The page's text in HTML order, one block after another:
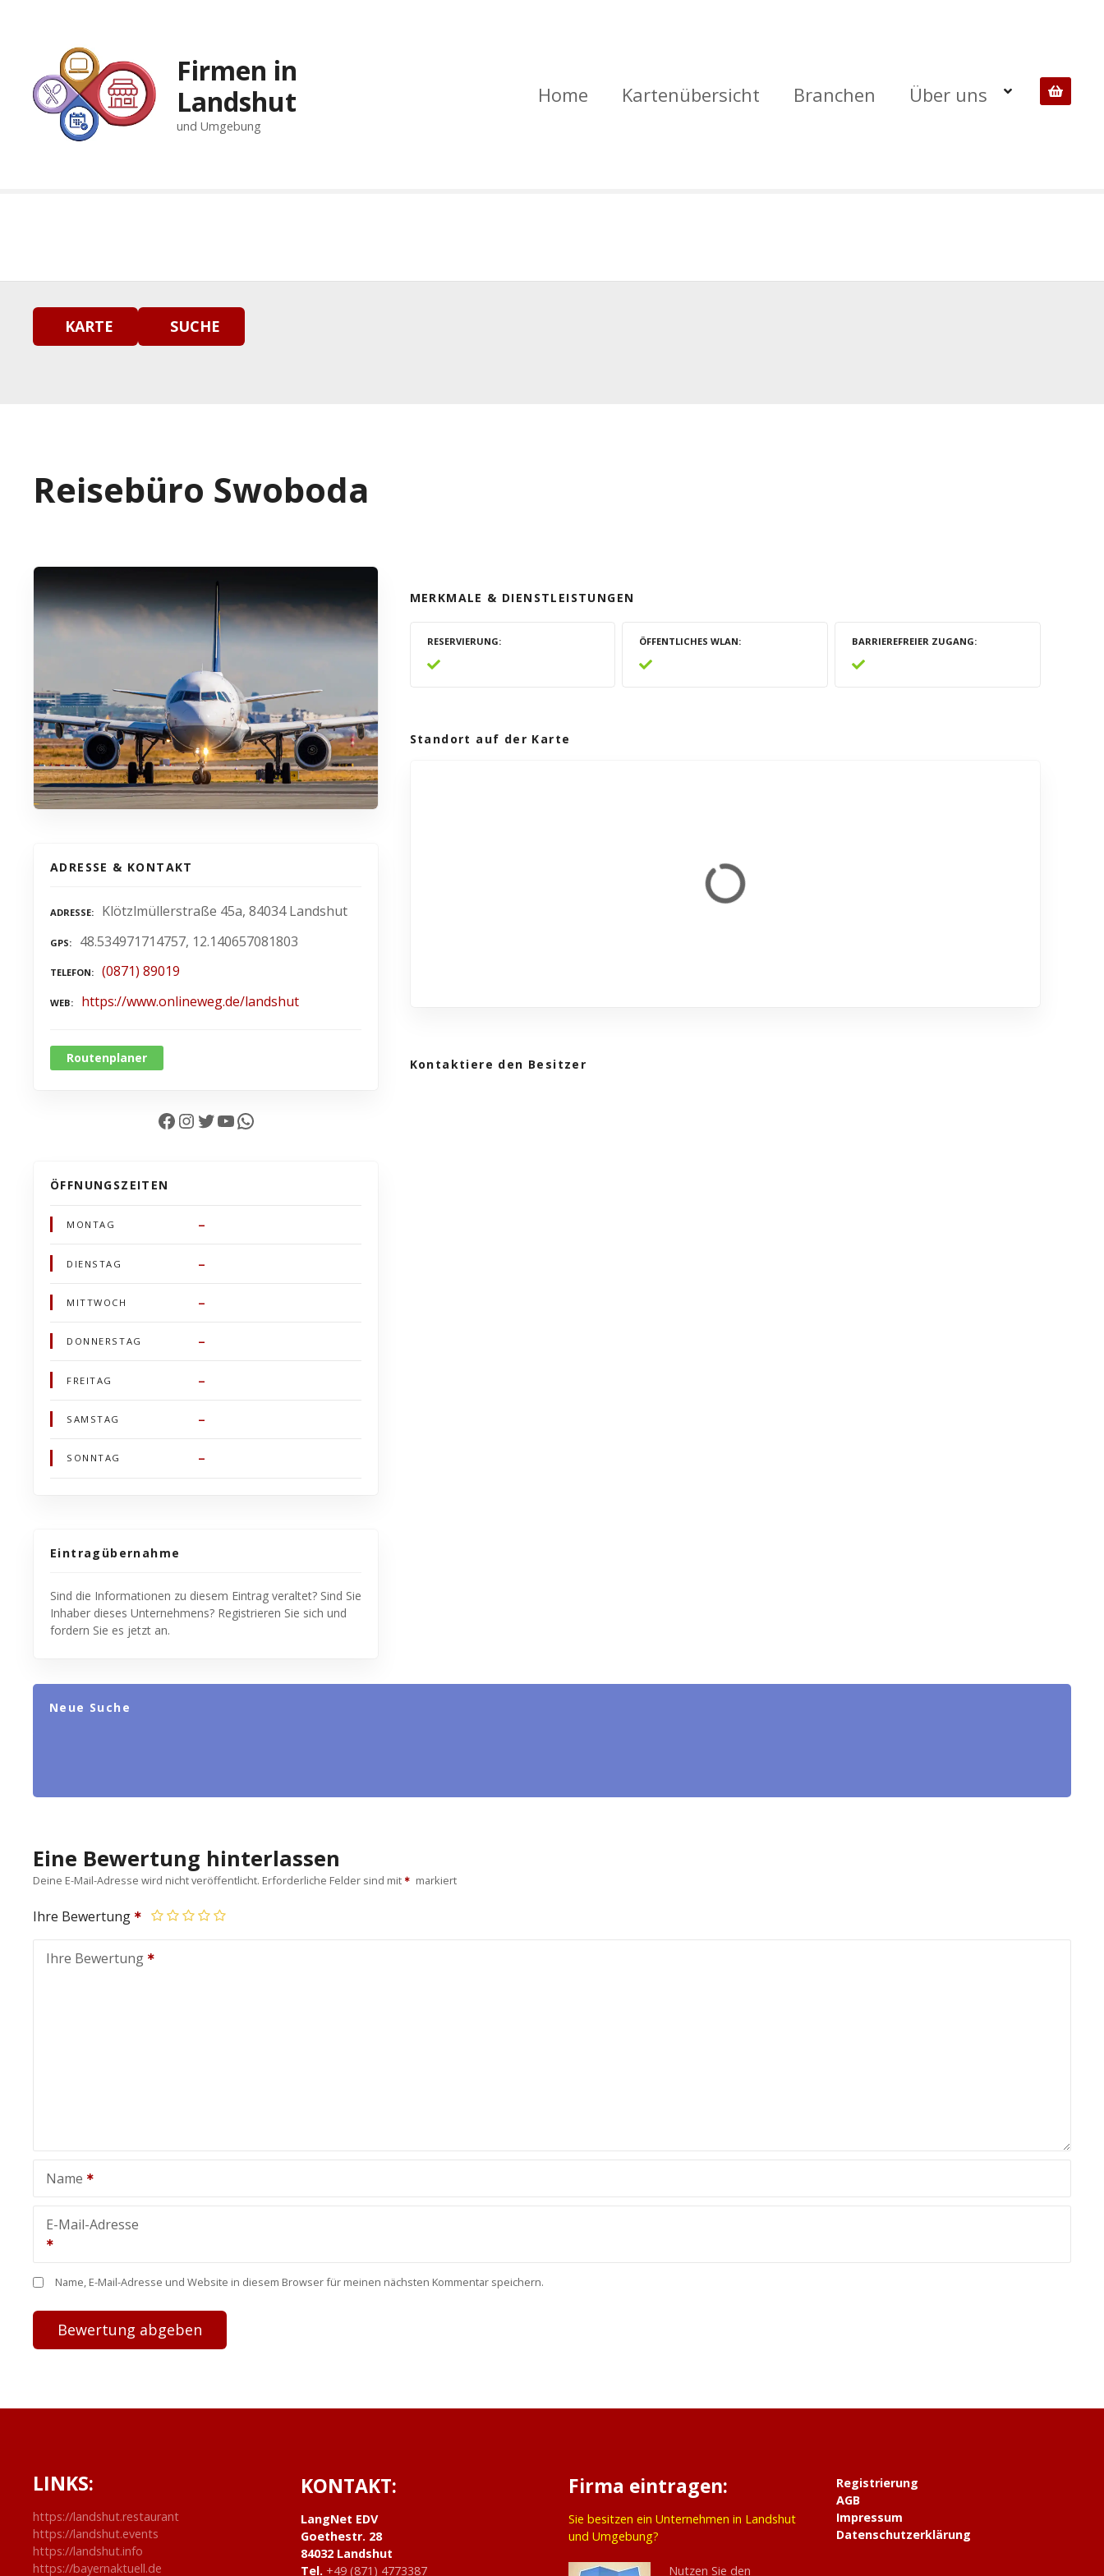
g
Firmen in
Landshut
und Umgebung
Home Kartenübersicht Branchen Über uns
KARTE SUCHE
Reisebüro Swoboda
ADRESSE & KONTAKT
ADRESSE Klötzlmüllerstraße 45a, 84034 Landshut
GPS 48.534971714757, 12.140657081803
TELEFON (0871) 89019
WEB https://www.onlineweg.de/landshut
Routenplaner
Facebook InstagramTwitter YouTube WhatsApp
ÖFFNUNGSZEITEN
MONTAG –
DIENSTAG –
MITTWOCH –
DONNERSTAG –
FREITAG –
SAMSTAG –
SONNTAG –
Eintragübernahme
Sind die Informationen zu diesem Eintrag veraltet? Sind Sie
Inhaber dieses Unternehmens? Registrieren Sie sich und
fordern Sie es jetzt an.
MERKMALE & DIENSTLEISTUNGEN
RESERVIERUNG ÖFFENTLICHES WLAN BARRIEREFREIER ZUGANG
Standort auf der Karte
Kontaktiere den Besitzer
Neue Suche
Eine Bewertung hinterlassen
Deine E-Mail-Adresse wird nicht veröffentlicht. Erforderliche Felder sind mit markiert
Ihre Bewertung
Ihre Bewertung
Name
E-Mail-Adresse
Name, E-Mail-Adresse und Website in diesem Browser für meinen nächsten Kommentar speichern.
LINKS:
https://landshut.restaurant
https://landshut.events
https://landshut.info
https://bayernaktuell.de
KONTAKT:
LangNet EDV
Goethestr. 28
84032 Landshut
Tel. +49 (871) 4773387
Firma eintragen:
Sie besitzen ein Unternehmen in Landshut
und Umgebung?
Nutzen Sie den
Registrierung
AGB
Impressum
Datenschutzerklärung